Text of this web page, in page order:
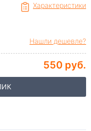
Характеристики
Нашли дешевле?
550 руб.